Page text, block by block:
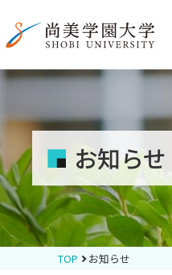
学部
学
お知らせ
TOP お知らせ